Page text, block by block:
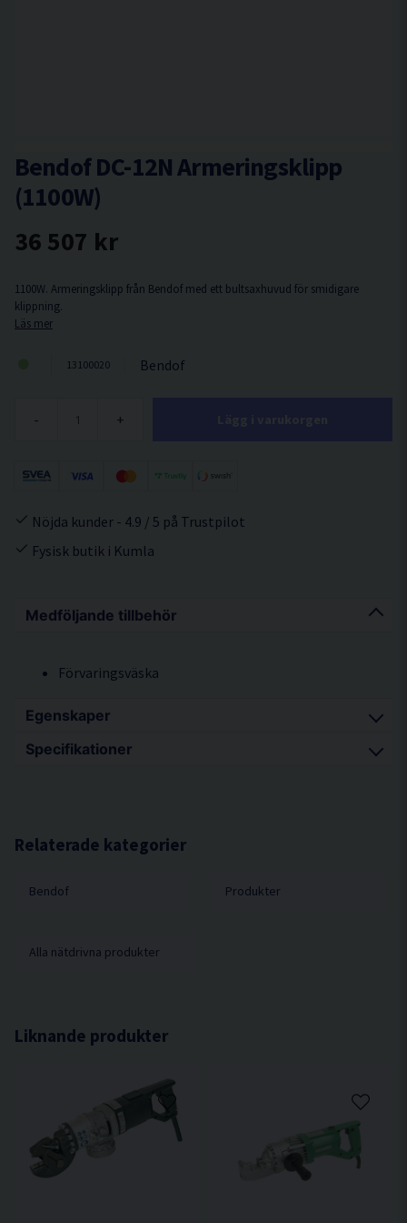
Medföljande tillbehör
Förvaringsväska
Egenskaper
Bultsaxhuvud för smidigare klippning
Extra returventil för säkrare klippning
Ergonomisk arbetsställning med
Specifikationer
Klipphastighet ca. 3 sek
Dimension (L x B x H) 525 x 140 x 130 mm
Relaterade kategorier
Bendof Produkter
Alla nätdrivna produkter
Bendof DC-12N Armeringsklipp
(1100W)
36 507 kr
1100W. Armeringsklipp från Bendof med ett bultsaxhuvud för smidigare
klippning.
Läs mer
13100020 Bendof
- +
Nöjda kunder - 4.9 / 5 på Trustpilot
Fysisk butik i Kumla
Liknande produkter